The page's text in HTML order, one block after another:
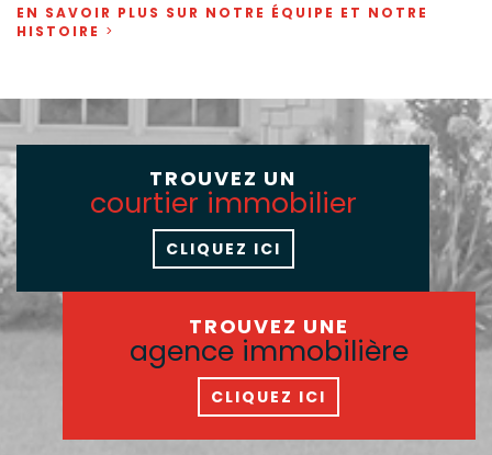
EN SAVOIR PLUS SUR NOTRE ÉQUIPE ET NOTRE
HISTOIRE
TROUVEZ UN
courtier immobilier
CLIQUEZ ICI
TROUVEZ UNE
agence immobilière
CLIQUEZ ICI